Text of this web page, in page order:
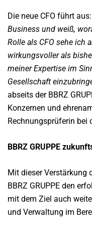
Die neue CFO führt aus:
Business und weiß,
Rolle als CFO sehe ich
wirkungsvoller als
meiner Expertise im
Gesellschaft
abseits der BBRZ
Konzernen und
Rechnungsprüferin bei
BBRZ GRUPPE
Mit dieser Verstärkung
BBRZ GRUPPE den
mit dem Ziel auch
und Verwaltung im